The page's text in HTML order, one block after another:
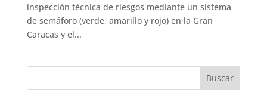
inspección técnica de riesgos mediante un sistema
de semáforo (verde, amarillo y rojo) en la Gran
Caracas y el...